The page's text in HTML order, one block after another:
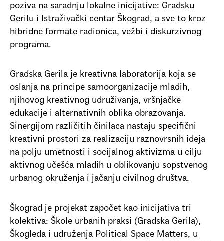
poziva na saradnju lokalne inicijative: Gradsku
Gerilu i Istraživački centar Škograd, a sve to kroz
hibridne formate radionica, vežbi i diskurzivnog
programa.
Gradska Gerila je kreativna laboratorija koja se
oslanja na principe samoorganizacije mladih,
njihovog kreativnog udruživanja, vršnjačke
edukacije i alternativnih oblika obrazovanja.
Sinergijom različitih činilaca nastaju specifični
kreativni prostori za realizaciju raznovrsnih ideja
na polju umetnosti i socijalnog aktivizma u cilju
aktivnog učešća mladih u oblikovanju sopstvenog
urbanog okruženja i jačanju civilnog društva.
Škograd je projekat započet kao inicijativa tri
kolektiva: Škole urbanih praksi (Gradska Gerila),
Škogleda i udruženja Political Space Matters, u